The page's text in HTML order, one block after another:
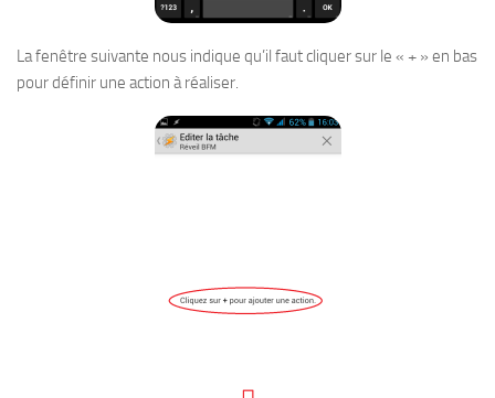
La fenêtre suivante nous indique qu’il faut cliquer sur le « + » en bas
pour définir une action à réaliser.